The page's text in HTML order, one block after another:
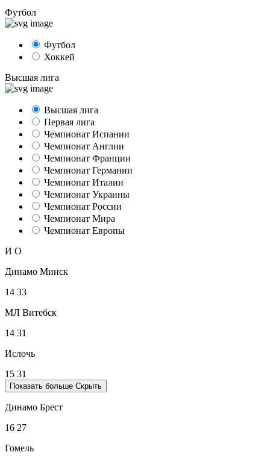
Футбол
Футбол
Хоккей
Высшая лига
Высшая лига
Первая лига
Чемпионат Испании
Чемпионат Англии
Чемпионат Франции
Чемпионат Германии
Чемпионат Италии
Чемпионат Украины
Чемпионат России
Чемпионат Мира
Чемпионат Европы
И О
Динамо Минск
14 33
МЛ Витебск
14 31
Ислочь
15 31
Показать больше Скрыть
Динамо Брест
16 27
Гомель